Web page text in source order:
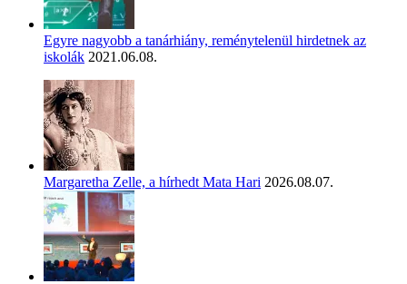
Egyre nagyobb a tanárhiány, reménytelenül hirdetnek az
iskolák 2021.06.08.
Margaretha Zelle, a hírhedt Mata Hari 2026.08.07.